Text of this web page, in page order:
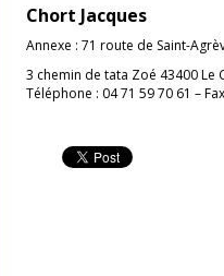
Chort Jacques
Annexe : 71 route de Saint-
3 chemin de tata Zoé 43400 Le
Téléphone : 04 71 59 70 61 –